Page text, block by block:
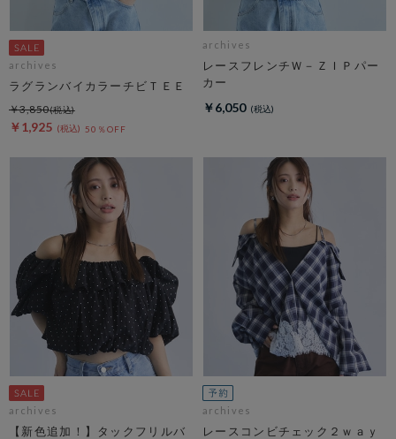
archives
ラグランバイカラーチビＴＥＥ
￥1,925 50％OFF
￥3,850
archives
レースフレンチＷ－ＺＩＰパー
カー
￥6,050
archives
【新色追加！】タックフリルバ
archives
レースコンビチェック２ｗａｙ